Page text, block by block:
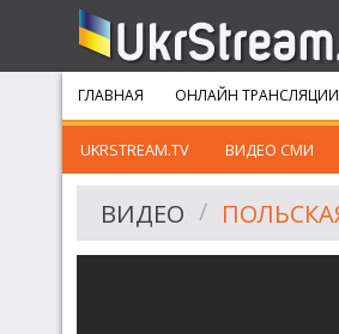
ГЛАВНАЯ ОНЛАЙН ТРАНСЛЯЦИИ
UKRSTREAM.TV ВИДЕО СМИ
ВИДЕО